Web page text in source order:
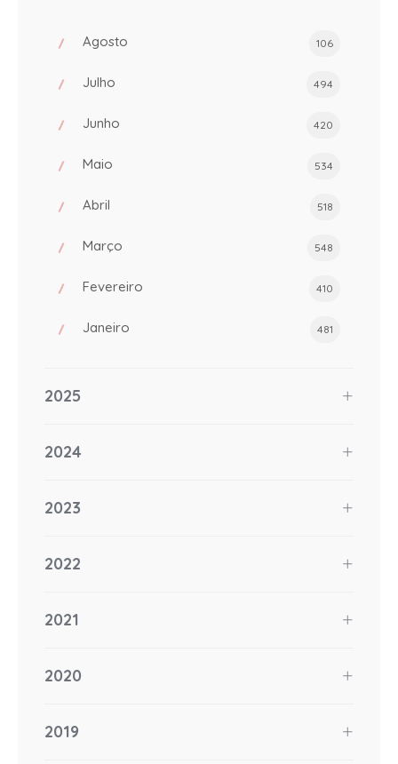
Agosto 106
Julho 494
Junho 420
Maio 534
Abril 518
Março 548
Fevereiro 410
Janeiro 481
2025
2024
2023
2022
2021
2020
2019